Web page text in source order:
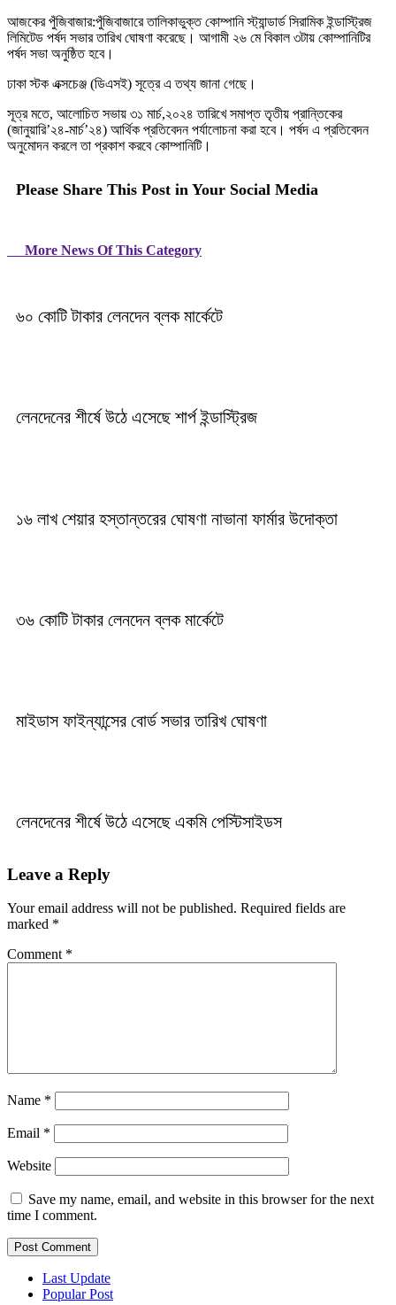
আজকের পুঁজিবাজার:পুঁজিবাজারে তালিকাভুক্ত কোম্পানি স্ট্যান্ডার্ড সিরামিক ইন্ডাস্ট্রিজ
লিমিটেড পর্ষদ সভার তারিখ ঘোষণা করেছে। আগামী ২৬ মে বিকাল ৩টায় কোম্পানিটির
পর্ষদ সভা অনুষ্ঠিত হবে।
ঢাকা স্টক এক্সচেঞ্জ (ডিএসই) সূত্রে এ তথ্য জানা গেছে।
সূত্র মতে, আলোচিত সভায় ৩১ মার্চ,২০২৪ তারিখে সমাপ্ত তৃতীয় প্রান্তিকের
(জানুয়ারি’২৪-মার্চ’২৪) আর্থিক প্রতিবেদন পর্যালোচনা করা হবে। পর্ষদ এ প্রতিবেদন
অনুমোদন করলে তা প্রকাশ করবে কোম্পানিটি।
Please Share This Post in Your Social Media
More News Of This Category
৬০ কোটি টাকার লেনদেন ব্লক মার্কেটে
লেনদেনের শীর্ষে উঠে এসেছে শার্প ইন্ডাস্ট্রিজ
১৬ লাখ শেয়ার হস্তান্তরের ঘোষণা নাভানা ফার্মার উদোক্তা
৩৬ কোটি টাকার লেনদেন ব্লক মার্কেটে
মাইডাস ফাইন্যান্সের বোর্ড সভার তারিখ ঘোষণা
লেনদেনের শীর্ষে উঠে এসেছে একমি পেস্টিসাইডস
Leave a Reply
Your email address will not be published. Required fields are
marked *
Comment *
Name *
Email *
Website
Save my name, email, and website in this browser for the next
time I comment.
Last Update
Popular Post